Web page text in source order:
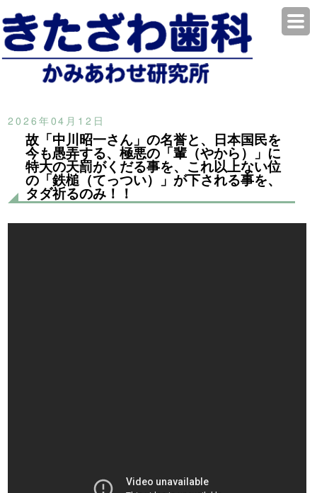
2026年04月12日
故「中川昭一さん」の名誉と、日本国民を
今も愚弄する、極悪の「輩（やから）」に
特大の天罰がくだる事を、これ以上ない位
の「鉄槌（てっつい）」が下される事を、
タダ祈るのみ！！